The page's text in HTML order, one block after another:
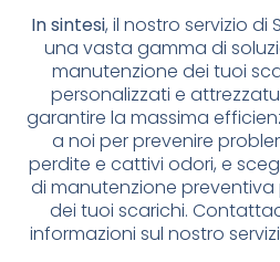
In sintesi, il nostro servizio
una vasta gamma di
manutenzione dei tuoi
personalizzati e
garantire la massima
a noi per prevenire
perdite e cattivi odori, e
di manutenzione
dei tuoi scarichi.
informazioni sul nostro